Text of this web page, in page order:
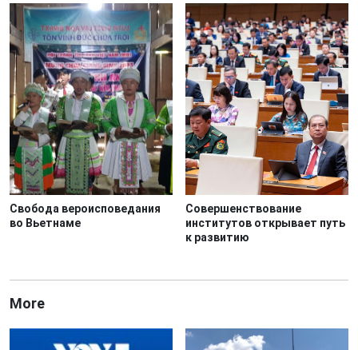
Свобода вероисповедания
во Вьетнаме
Совершенствование
институтов открывает путь
к развитию
More